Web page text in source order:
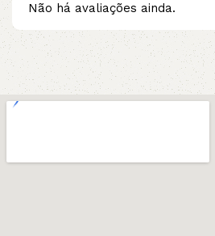
Não há avaliações ainda.